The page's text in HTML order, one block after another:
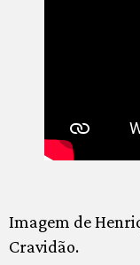
Imagem de
Cravidão.